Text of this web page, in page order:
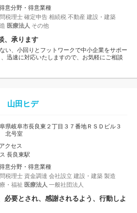
意分野・得意業種
税理士 確定申告 相続税 不動産 建設・建築
医療法人 その他
、承ります
い、小回りとフットワークで中小企業をサポー
迅速に対応いたしますので、お気軽にご相談
山田ヒデ
県岐阜市長良東２丁目３７番地ＲＳＤビル３
北号室
アクセス
長良東駅
意分野・得意業種
税理士 資金調達 会社設立 建設・建築 製造
・福祉 医療法人 一般社団法人
必要とされ、感謝されるよう、行動しよ